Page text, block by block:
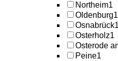
Northeim1
Oldenburg1
Osnabrück1
Osterholz1
Osterode
Peine1